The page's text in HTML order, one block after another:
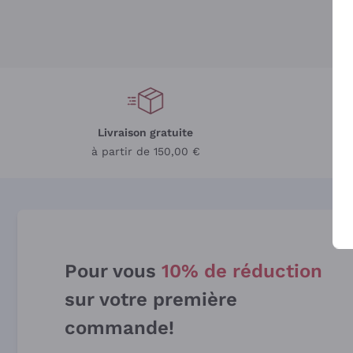
Livraison gratuite
à partir de 150,00 €
Pour vous 10% de réduction
sur votre première
commande!